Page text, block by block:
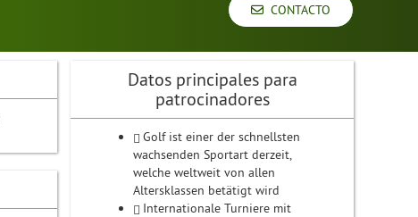
CONTACTO
Datos principales para
patrocinadores
Golf ist einer der schnellsten
wachsenden Sportart derzeit,
welche weltweit von allen
Altersklassen betätigt wird
Internationale Turniere mit